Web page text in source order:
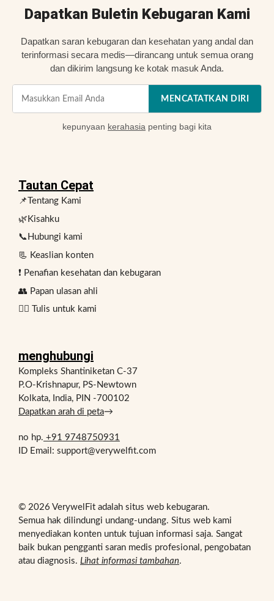
Dapatkan Buletin Kebugaran Kami
Dapatkan saran kebugaran dan kesehatan yang andal dan
terinformasi secara medis—dirancang untuk semua orang
dan dikirim langsung ke kotak masuk Anda.
MENCATATKAN DIRI
kepunyaan kerahasia penting bagi kita
Tautan Cepat
📌Tentang Kami
🌿Kisahku
📞Hubungi kami
📃 Keaslian konten
❗ Penafian kesehatan dan kebugaran
👥 Papan ulasan ahli
✍🏻 Tulis untuk kami
menghubungi
Kompleks Shantiniketan C-37
P.O-Krishnapur, PS-Newtown
Kolkata, India, PIN -700102
Dapatkan arah di peta→
no hp. +91 9748750931
ID Email: support@verywelfit.com
© 2026 VerywelFit adalah situs web kebugaran.
Semua hak dilindungi undang-undang. Situs web kami
menyediakan konten untuk tujuan informasi saja. Sangat
baik bukan pengganti saran medis profesional, pengobatan
atau diagnosis. Lihat informasi tambahan.